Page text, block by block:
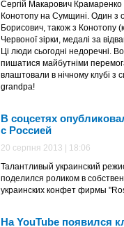
Сергій Макарович
Конотопу на Сумщині. Один з
Борисович, також з Конотопу
Червоної зірки, медалі за
Ці люди сьогодні недоречні.
пишатися майбутніми
влаштовали в нічному клубі з
grandpa!
В соцсетях
с Россией
20 серпня 2013 | 18:06
Талантливый украинский
поделился роликом в
украинских конфет фирмы
На YouTube появился